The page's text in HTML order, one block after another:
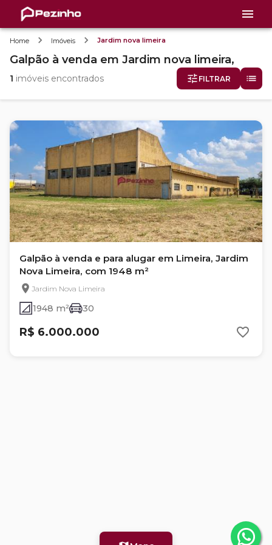
Home Imóveis Jardim nova limeira
Galpão à venda em Jardim nova limeira,
1 imóveis encontrados FILTRAR
Galpão à venda e para alugar em Limeira, Jardim
Nova Limeira, com 1948 m²
Jardim Nova Limeira
1948 m² 30
R$ 6.000.000